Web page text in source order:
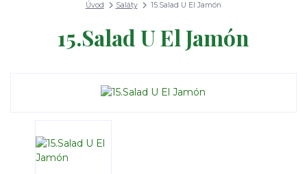
Úvod Saláty 15.Salad U El Jamón
15.Salad U El Jamón